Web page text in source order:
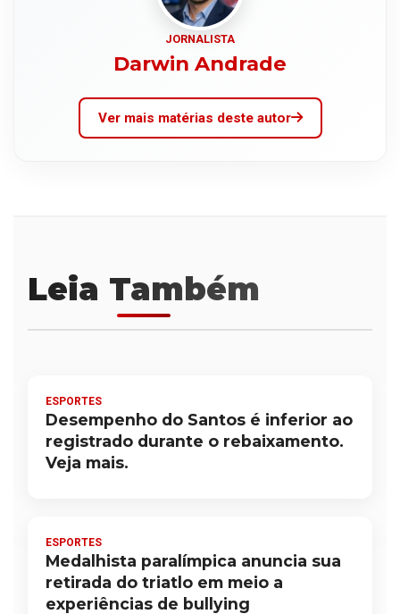
JORNALISTA
Darwin Andrade
Ver mais matérias deste autor
Leia Também
ESPORTES
Desempenho do Santos é inferior ao
registrado durante o rebaixamento.
Veja mais.
ESPORTES
Medalhista paralímpica anuncia sua
retirada do triatlo em meio a
experiências de bullying